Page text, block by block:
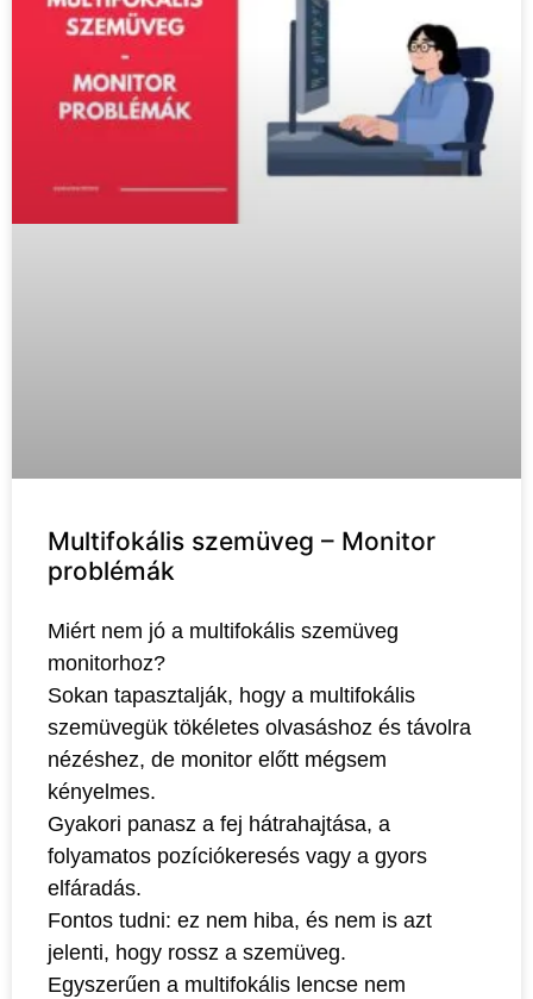
Multifokális szemüveg – Monitor
problémák
Miért nem jó a multifokális szemüveg
monitorhoz?
Sokan tapasztalják, hogy a multifokális
szemüvegük tökéletes olvasáshoz és távolra
nézéshez, de monitor előtt mégsem
kényelmes.
Gyakori panasz a fej hátrahajtása, a
folyamatos pozíciókeresés vagy a gyors
elfáradás.
Fontos tudni: ez nem hiba, és nem is azt
jelenti, hogy rossz a szemüveg.
Egyszerűen a multifokális lencse nem